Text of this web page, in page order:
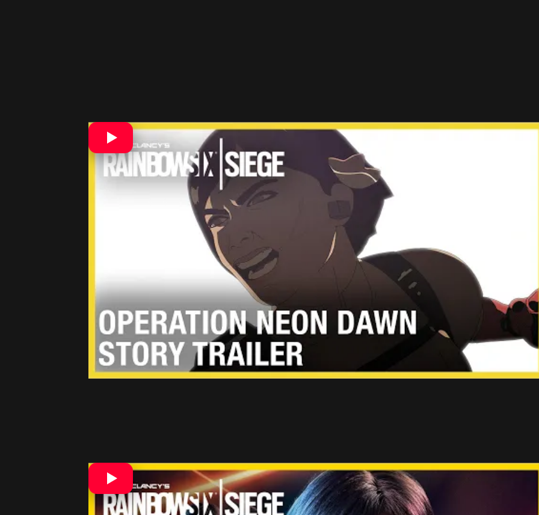
Keď už sme načali nového operátora, patrí sa ju bližšie predstaviť. Apha “Aruni” Tawanroong
disponuje robotickou rukou. Dodatočnou funkciou bude rozbíjanie stien a samotný prechod.
Podobnú účinnosť môžeme vidieť v brokovniciach. Primárnymi zbraňami sú P10 RONI a Mk
EBR. Zaujímavé spektrum ak si vezmeme, že druhá zbraň je viac využívaná ako útočná.
Vybavenosť a rýchlosť tvorí 2/3 políčok.
Hlavnou funkciou, ktorou sa vyznačuje obranca je „laserová bariéra“, ktorá môže byť použitá
na okná, steny, ale aj dvere. Kombinuje funkcie Jäger-a a Wamai-a. Inými slovami, nad
požadované dvere vypustíte kapsulu, ktorá vytvorí laserový štít. Prechádzať môžete, ale